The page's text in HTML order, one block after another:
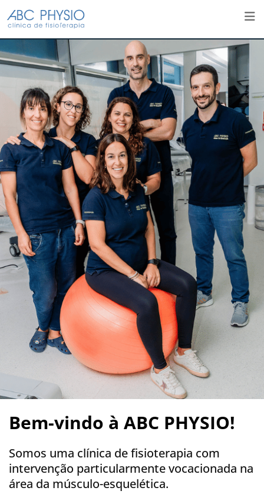
Bem-vindo à ABC PHYSIO!
Somos uma clínica de fisioterapia com
intervenção particularmente vocacionada na
área da músculo-esquelética.